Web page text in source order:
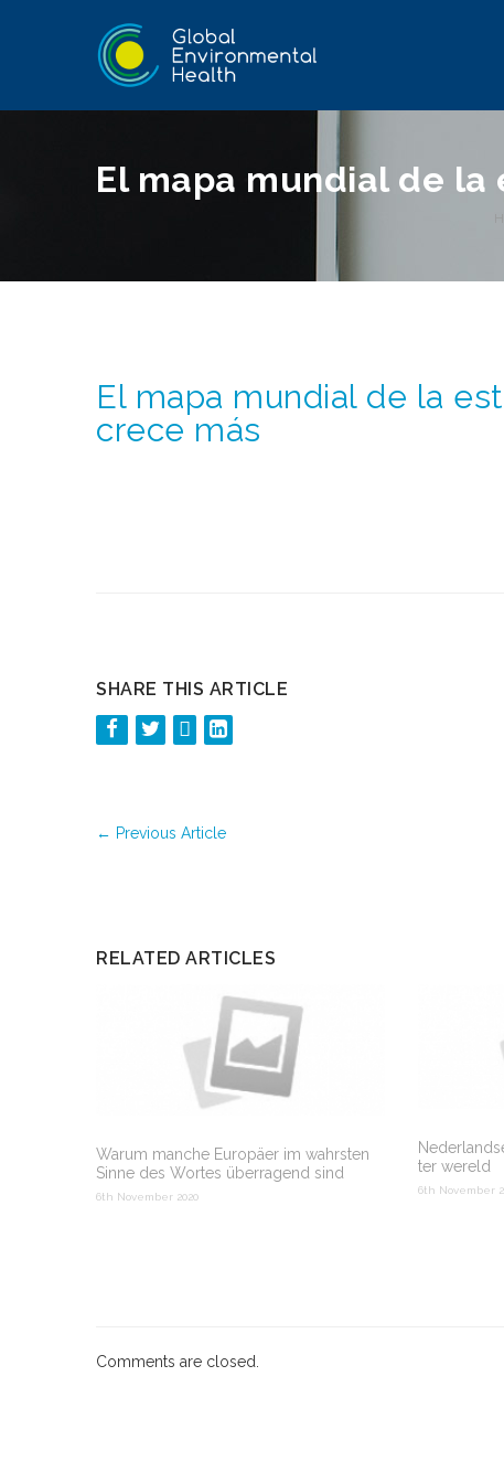
El mapa mundial de
El mapa mundial de la
crece más
SHARE THIS ARTICLE
← Previous Article
RELATED ARTICLES
Warum manche Europäer im wahrsten
Sinne des Wortes überragend sind
6th November 2020
ter wereld
6th November
Comments are closed.